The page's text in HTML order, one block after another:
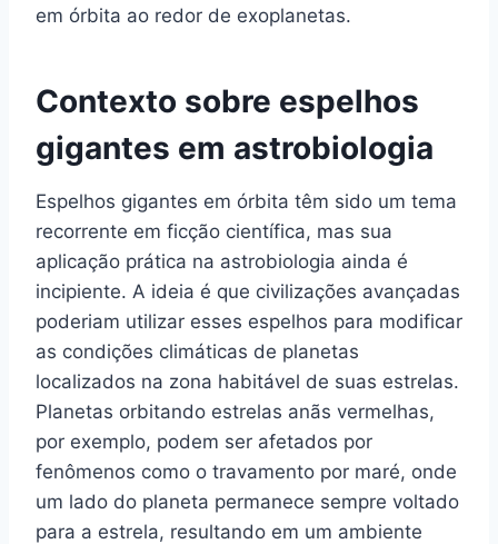
em órbita ao redor de exoplanetas.
Contexto sobre espelhos
gigantes em astrobiologia
Espelhos gigantes em órbita têm sido um tema
recorrente em ficção científica, mas sua
aplicação prática na astrobiologia ainda é
incipiente. A ideia é que civilizações avançadas
poderiam utilizar esses espelhos para modificar
as condições climáticas de planetas
localizados na zona habitável de suas estrelas.
Planetas orbitando estrelas anãs vermelhas,
por exemplo, podem ser afetados por
fenômenos como o travamento por maré, onde
um lado do planeta permanece sempre voltado
para a estrela, resultando em um ambiente